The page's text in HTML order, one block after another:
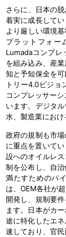
さらに、日本の
着実に成長して
より厳しい環境
プラットフォー
Lumadaコンプレ
を組み込み、産
知と予知保全を
トリー4.0ビジョ
コンプレッサー
います。デジタ
水、製造業におけ
政府の規制も市
に重点を置いて
設へのオイルレ
制を公布し、自
満たすためのパ
は、OEM各社が
開発し、規制要
ます。日本がカ
途に特化したエ
速しており、官